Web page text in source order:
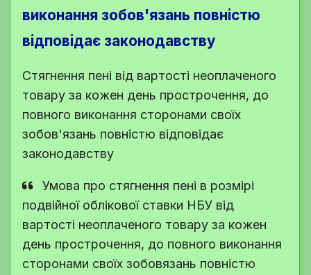
виконання зобов'язань повністю
відповідає законодавству
Стягнення пені від вартості неоплаченого
товару за кожен день прострочення, до
повного виконання сторонами своїх
зобов'язань повністю відповідає
законодавству
Умова про стягнення пені в розмірі
подвійної облікової ставки НБУ від
вартості неоплаченого товару за кожен
день прострочення, до повного виконання
сторонами своїх зобовязань повністю